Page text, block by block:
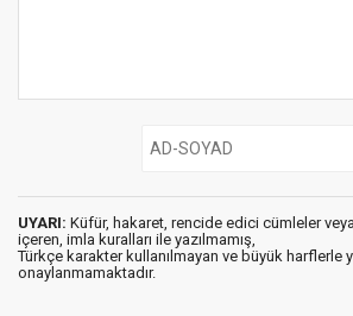
UYARI: Küfür, hakaret, rencide edici cümleler
içeren, imla kuralları ile yazılmamış,
Türkçe karakter kullanılmayan ve büyük harflerle
onaylanmamaktadır.